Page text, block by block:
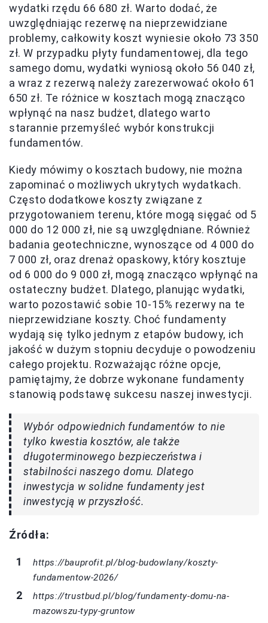
wydatki rzędu 66 680 zł. Warto dodać, że
uwzględniając rezerwę na nieprzewidziane
problemy, całkowity koszt wyniesie około 73 350
zł. W przypadku płyty fundamentowej, dla tego
samego domu, wydatki wyniosą około 56 040 zł,
a wraz z rezerwą należy zarezerwować około 61
650 zł. Te różnice w kosztach mogą znacząco
wpłynąć na nasz budżet, dlatego warto
starannie przemyśleć wybór konstrukcji
fundamentów.
Kiedy mówimy o kosztach budowy, nie można
zapominać o możliwych ukrytych wydatkach.
Często dodatkowe koszty związane z
przygotowaniem terenu, które mogą sięgać od 5
000 do 12 000 zł, nie są uwzględniane. Również
badania geotechniczne, wynoszące od 4 000 do
7 000 zł, oraz drenaż opaskowy, który kosztuje
od 6 000 do 9 000 zł, mogą znacząco wpłynąć na
ostateczny budżet. Dlatego, planując wydatki,
warto pozostawić sobie 10-15% rezerwy na te
nieprzewidziane koszty. Choć fundamenty
wydają się tylko jednym z etapów budowy, ich
jakość w dużym stopniu decyduje o powodzeniu
całego projektu. Rozważając różne opcje,
pamiętajmy, że dobrze wykonane fundamenty
stanowią podstawę sukcesu naszej inwestycji.
Wybór odpowiednich fundamentów to nie
tylko kwestia kosztów, ale także
długoterminowego bezpieczeństwa i
stabilności naszego domu. Dlatego
inwestycja w solidne fundamenty jest
inwestycją w przyszłość.
Źródła:
https://bauprofit.pl/blog-budowlany/koszty-
fundamentow-2026/
https://trustbud.pl/blog/fundamenty-domu-na-
mazowszu-typy-gruntow